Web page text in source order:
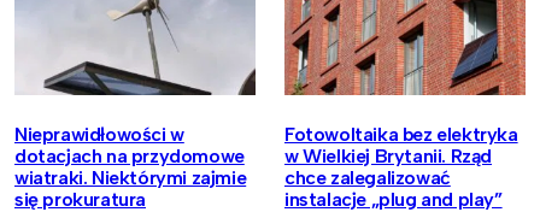
Nieprawidłowości w
dotacjach na przydomowe
wiatraki. Niektórymi zajmie
się prokuratura
Fotowoltaika bez elektryka
w Wielkiej Brytanii. Rząd
chce zalegalizować
instalacje „plug and play”